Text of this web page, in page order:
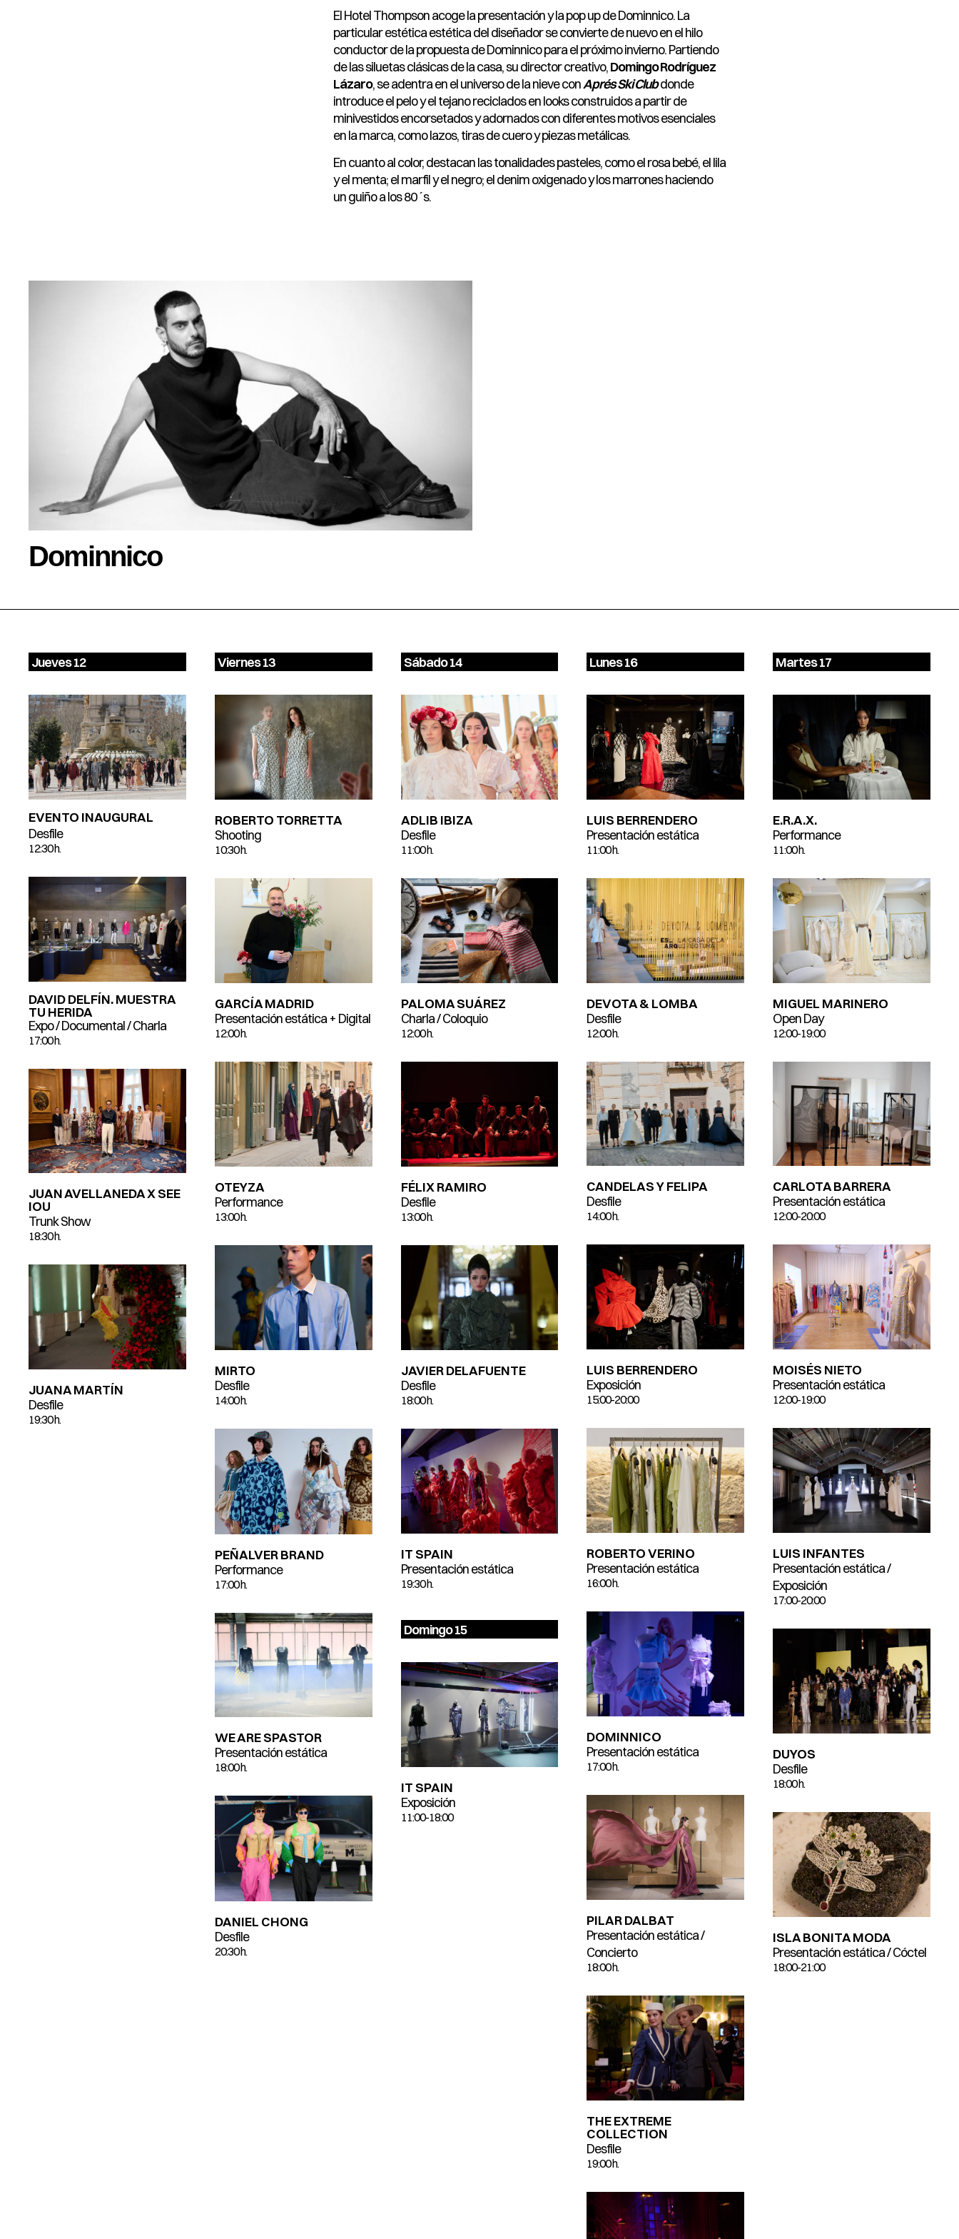
El Hotel Thompson acoge la presentación y la pop up de Dominnico. La
particular estética estética del diseñador se convierte de nuevo en el hilo
conductor de la propuesta de Dominnico para el próximo invierno. Partiendo
de las siluetas clásicas de la casa, su director creativo,Domingo Rodríguez
Lázaro, se adentra en el universo de la nieve conAprés Ski Clubdonde
introduce el pelo y el tejano reciclados en looks construidos a partir de
minivestidos encorsetados y adornados con diferentes motivos esenciales
en la marca, como lazos, tiras de cuero y piezas metálicas.
En cuanto al color, destacan las tonalidades pasteles, como el rosa bebé, el lila
y el menta; el marfil y el negro; el denim oxigenado y los marrones haciendo
un guiño a los 80´s.
Dominnico
Jueves 12
EVENTO INAUGURAL
Desfile
12:30 h.
DAVID DELFÍN. MUESTRA
TU HERIDA
Expo / Documental / Charla
17:00 h.
JUAN AVELLANEDA X SEE
IOU
Trunk Show
18:30 h.
JUANA MARTÍN
Desfile
19:30 h.
Viernes 13
ROBERTO TORRETTA
Shooting
10:30 h.
GARCÍA MADRID
Presentación estática + Digital
12:00 h.
OTEYZA
Performance
13:00 h.
MIRTO
Desfile
14:00 h.
PEÑALVER BRAND
Performance
17:00 h.
WE ARE SPASTOR
Presentación estática
18:00 h.
DANIEL CHONG
Desfile
20:30 h.
Sábado 14
ADLIB IBIZA
Desfile
11:00 h.
PALOMA SUÁREZ
Charla / Coloquio
12:00 h.
FÉLIX RAMIRO
Desfile
13:00 h.
JAVIER DELAFUENTE
Desfile
18:00 h.
IT SPAIN
Presentación estática
19:30 h.
Domingo 15
IT SPAIN
Exposición
11:00-18:00
Lunes 16
LUIS BERRENDERO
Presentación estática
11:00 h.
DEVOTA & LOMBA
Desfile
12:00 h.
CANDELAS Y FELIPA
Desfile
14:00 h.
LUIS BERRENDERO
Exposición
15:00-20:00
ROBERTO VERINO
Presentación estática
16:00 h.
DOMINNICO
Presentación estática
17:00 h.
PILAR DALBAT
Presentación estática /
Concierto
18:00 h.
THE EXTREME
COLLECTION
Desfile
19:00 h.
Martes 17
E.R.A.X.
Performance
11:00 h.
MIGUEL MARINERO
Open Day
12:00-19:00
CARLOTA BARRERA
Presentación estática
12:00-20:00
MOISÉS NIETO
Presentación estática
12:00-19:00
LUIS INFANTES
Presentación estática /
Exposición
17:00-20:00
DUYOS
Desfile
18:00 h.
ISLA BONITA MODA
Presentación estática / Cóctel
18:00-21:00